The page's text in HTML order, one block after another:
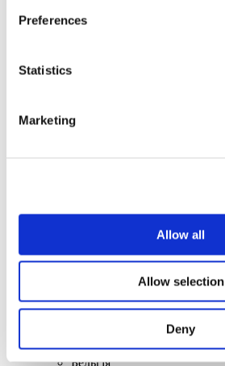
Preferences
Statistics
Marketing
Allow all
Allow selection
Deny
Великобританія
Данія
Бельгія